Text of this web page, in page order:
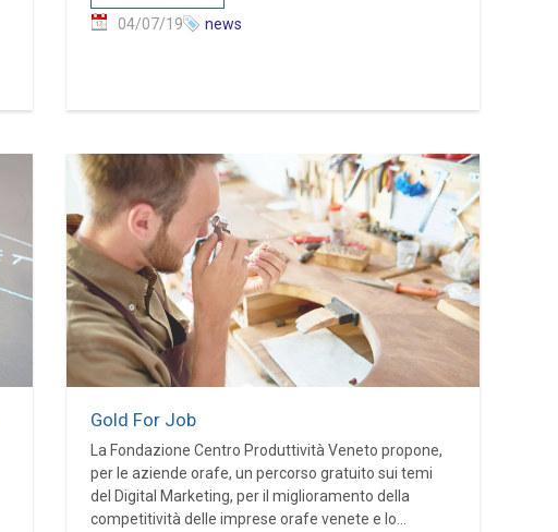
04/07/19 news
Gold For Job
La Fondazione Centro Produttività Veneto propone,
per le aziende orafe, un percorso gratuito sui temi
del Digital Marketing, per il miglioramento della
competitività delle imprese orafe venete e lo...